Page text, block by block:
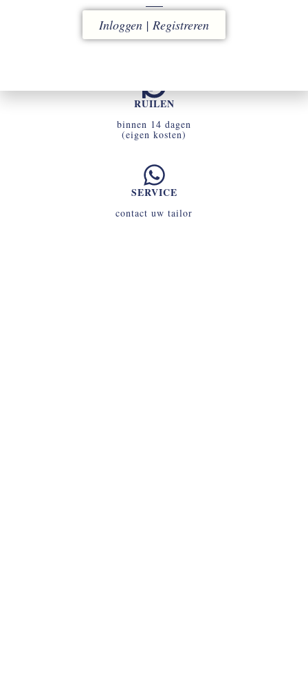
ACCOUNT
uw omgeving voor snel en eenvoudig bestellen
RUILEN
binnen 14 dagen
(eigen kosten)
SERVICE
contact uw tailor
Inloggen | Registreren